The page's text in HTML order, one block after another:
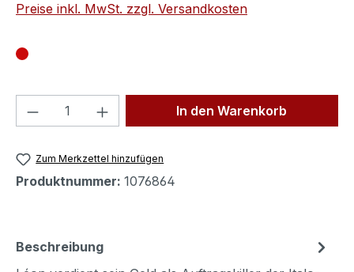
Preise inkl. MwSt. zzgl. Versandkosten
Produkt Anzahl: Gib denIn den Warenkorb
Zum Merkzettel hinzufügen
Produktnummer: 1076864
Beschreibung